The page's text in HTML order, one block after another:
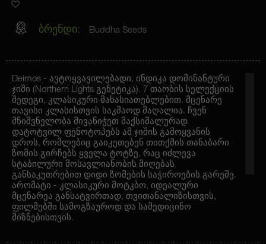
ბრენდი: Buddha Seeds
Deimos - ავტოყვავილებადი, ინდიკა დომინანტური
ჯიში (Northern Lights გენეტიკა). 7 თაობის სელექციის
შედეგი, კლასიკური მახასიათებლებით. მცენარე
თავისი კლასისთვის საკმაოდ მაღალია. ჩვენ
მნიშვნელობა მივანიჭეთ მაქსიმალურად
დატოტვილ ფენოტოპებს ამ ჯიშის გამოყვანის
დროს, რომლებიც გაიკეთებენ თითქმის თანაბარი
ზომის გირჩებს ყველა ტოტზე, რაც იძლევა
სტაბილური მოსავლიანობის მიღებას
განსაკუთრებით დიდი ზომების საჭიროების გარეშე.
არომატი - კლასიკური მოტკბო, იდეალური
მცენარეა განსატვირთად, თვითანალიზისთვის,
ფილმებში სამოგზაუროდ და სამედიცინო
მიზნებისთვის.